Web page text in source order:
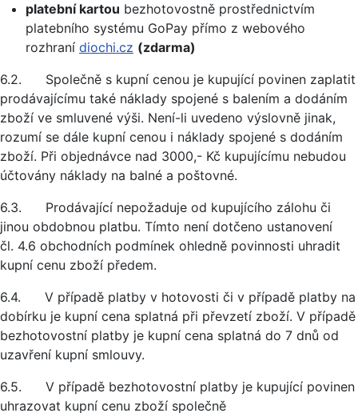
platební kartou bezhotovostně prostřednictvím
platebního systému GoPay přímo z webového
rozhraní diochi.cz (zdarma)
6.2. Společně s kupní cenou je kupující povinen zaplatit
prodávajícímu také náklady spojené s balením a dodáním
zboží ve smluvené výši. Není-li uvedeno výslovně jinak,
rozumí se dále kupní cenou i náklady spojené s dodáním
zboží. Při objednávce nad 3000,- Kč kupujícímu nebudou
účtovány náklady na balné a poštovné.
6.3. Prodávající nepožaduje od kupujícího zálohu či
jinou obdobnou platbu. Tímto není dotčeno ustanovení
čl. 4.6 obchodních podmínek ohledně povinnosti uhradit
kupní cenu zboží předem.
6.4. V případě platby v hotovosti či v případě platby na
dobírku je kupní cena splatná při převzetí zboží. V případě
bezhotovostní platby je kupní cena splatná do 7 dnů od
uzavření kupní smlouvy.
6.5. V případě bezhotovostní platby je kupující povinen
uhrazovat kupní cenu zboží společně